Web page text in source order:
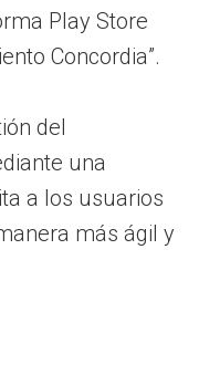
Play Store
Concordia”.
del
una
a los usuarios
más ágil y